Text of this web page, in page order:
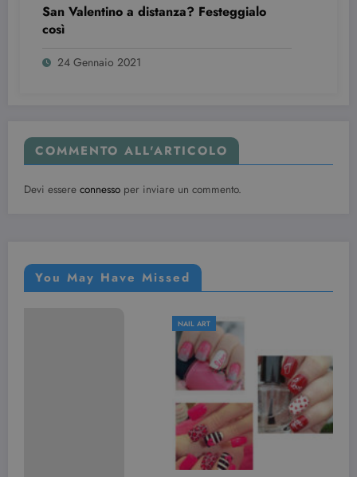
San Valentino a distanza? Festeggialo
così
24 Gennaio 2021
COMMENTO ALL'ARTICOLO
Devi essere connesso per inviare un commento.
You May Have Missed